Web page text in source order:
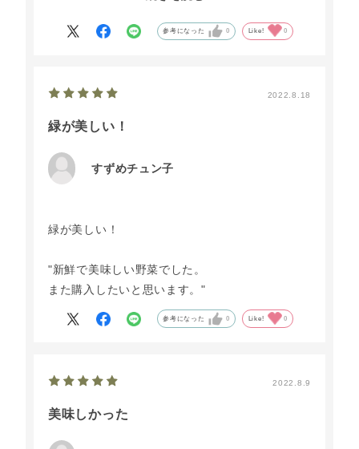
栽培される野菜は違いますので、別の季節の野菜
参考になった 0 Like! 0
2022.8.18
緑が美しい！
すずめチュン子
緑が美しい！
"新鮮で美味しい野菜でした。
また購入したいと思います。"
参考になった 0 Like! 0
2022.8.9
美味しかった